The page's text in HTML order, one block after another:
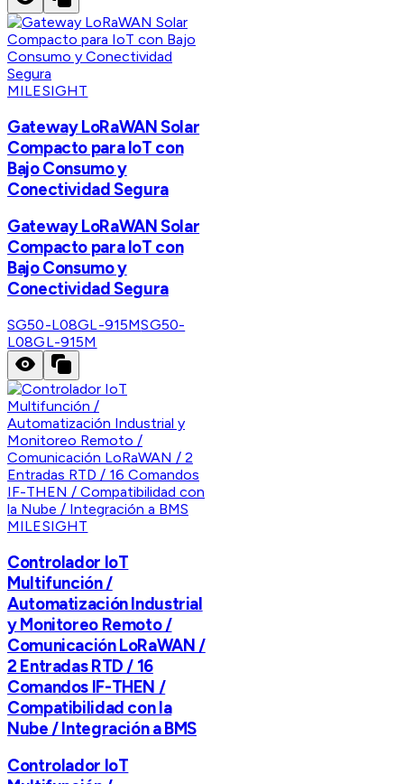
MILESIGHT
Gateway LoRaWAN Solar
Compacto para IoT con
Bajo Consumo y
Conectividad Segura
Gateway LoRaWAN Solar
Compacto para IoT con
Bajo Consumo y
Conectividad Segura
SG50-L08GL-915MSG50-
L08GL-915M
MILESIGHT
Controlador IoT
Multifunción /
Automatización Industrial
y Monitoreo Remoto /
Comunicación LoRaWAN /
2 Entradas RTD / 16
Comandos IF-THEN /
Compatibilidad con la
Nube / Integración a BMS
Controlador IoT